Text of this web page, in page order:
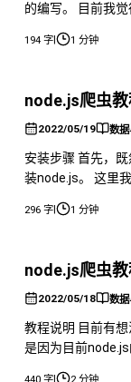
的编写。 目前我
webstorm。 这
一个很致命的问题
webstorm是付费
194 字| 1 分钟
node.js爬虫
2022/05/19 数据
安装步骤 首先，
装node.js。 这里
个全新的
实并没有找到直接
错，找到了
296 字| 1 分钟
node.js爬虫
2022/05/18 数据
教程说明 目前有
是因为目前
440 字| 2 分钟